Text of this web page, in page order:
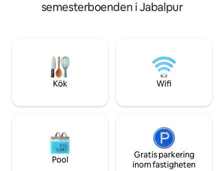
Nybyggt hus med utsikt mot
trädgården, fullt möblerat med alla
tvättmaskin, varmvattenberedare, fullt
utrustat kök, RO-vattenrenare,
personlig parkering under tak, öppen
terrass för att njuta av den friska brisen
atmosfären får
semesterboenden i Jabalpur
Kök Wifi
Pool
Gratis parkering
inom fastigheten